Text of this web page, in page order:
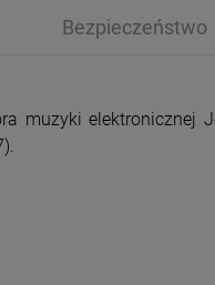
Bezpieczeństwo
muzyki elektronicznej